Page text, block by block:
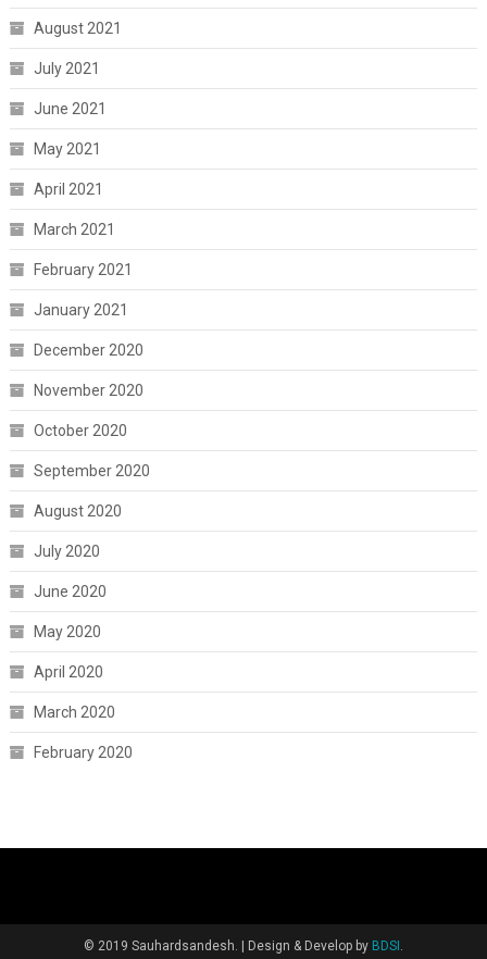
August 2021
July 2021
June 2021
May 2021
April 2021
March 2021
February 2021
January 2021
December 2020
November 2020
October 2020
September 2020
August 2020
July 2020
June 2020
May 2020
April 2020
March 2020
February 2020
© 2019 Sauhardsandesh. | Design & Develop by BDSI.